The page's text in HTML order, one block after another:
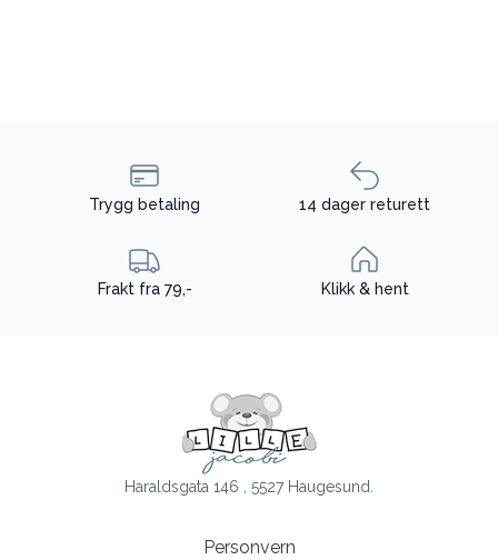
Trygg betaling 14 dager returett
Frakt fra 79,- Klikk & hent
Haraldsgata 146 , 5527 Haugesund.
Personvern